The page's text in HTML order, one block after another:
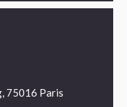
75016 Paris